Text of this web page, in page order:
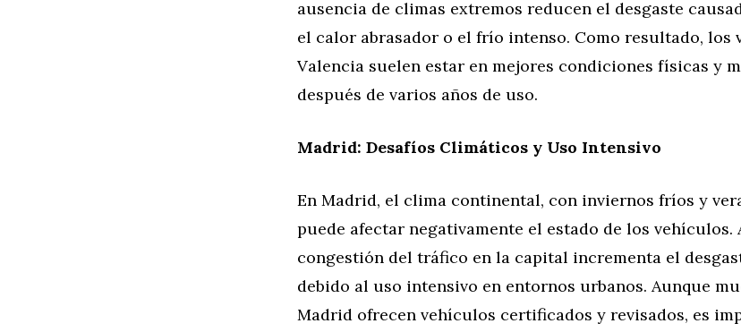
ausencia de climas extremos reducen el desgaste
el calor abrasador o el frío intenso. Como resultado, los
Valencia suelen estar en mejores condiciones físicas y
después de varios años de uso.
Madrid: Desafíos Climáticos y Uso Intensivo
En Madrid, el clima continental, con inviernos fríos y
puede afectar negativamente el estado de los vehículos.
congestión del tráfico en la capital incrementa el
debido al uso intensivo en entornos urbanos. Aunque
Madrid ofrecen vehículos certificados y revisados, es